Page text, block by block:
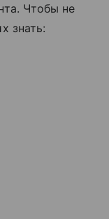
Чтобы не
знать: